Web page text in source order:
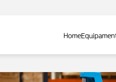
Home